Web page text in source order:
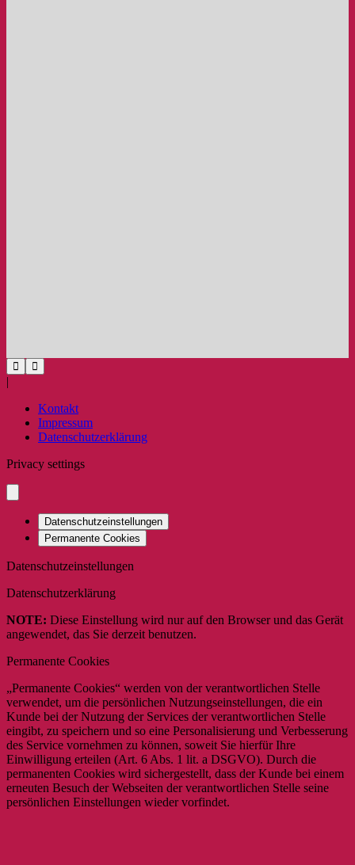
|
Kontakt
Impressum
Datenschutzerklärung
Privacy settings
Datenschutzeinstellungen
Permanente Cookies
Datenschutzeinstellungen
Datenschutzerklärung
NOTE: Diese Einstellung wird nur auf den Browser und das Gerät
angewendet, das Sie derzeit benutzen.
Permanente Cookies
„Permanente Cookies“ werden von der verantwortlichen Stelle
verwendet, um die persönlichen Nutzungseinstellungen, die ein
Kunde bei der Nutzung der Services der verantwortlichen Stelle
eingibt, zu speichern und so eine Personalisierung und Verbesserung
des Service vornehmen zu können, soweit Sie hierfür Ihre
Einwilligung erteilen (Art. 6 Abs. 1 lit. a DSGVO). Durch die
permanenten Cookies wird sichergestellt, dass der Kunde bei einem
erneuten Besuch der Webseiten der verantwortlichen Stelle seine
persönlichen Einstellungen wieder vorfindet.